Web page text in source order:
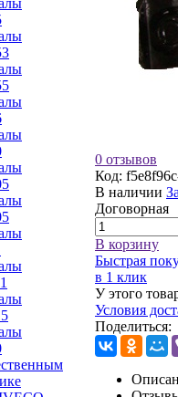
0 отзывов
Код:
В наличии
Договорная
В корзину
Быстрая
в 1 клик
У этого
Условия
Поделиться: